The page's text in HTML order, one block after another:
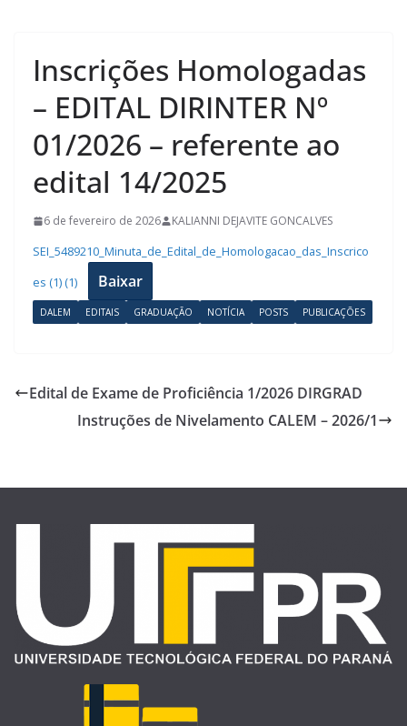
Inscrições Homologadas
– EDITAL DIRINTER Nº
01/2026 – referente ao
edital 14/2025
6 de fevereiro de 2026 KALIANNI DEJAVITE GONCALVES
SEI_5489210_Minuta_de_Edital_de_Homologacao_das_Inscrico
es (1) (1)
Baixar
DALEM EDITAIS GRADUAÇÃO NOTÍCIA POSTS PUBLICAÇÕES
Edital de Exame de Proficiência 1/2026 DIRGRAD
Instruções de Nivelamento CALEM – 2026/1